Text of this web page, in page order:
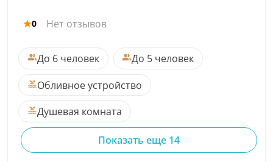
0 Нет отзывов
До 6 человек
До 5 человек
Обливное устройство
Душевая комната
Показать еще 14